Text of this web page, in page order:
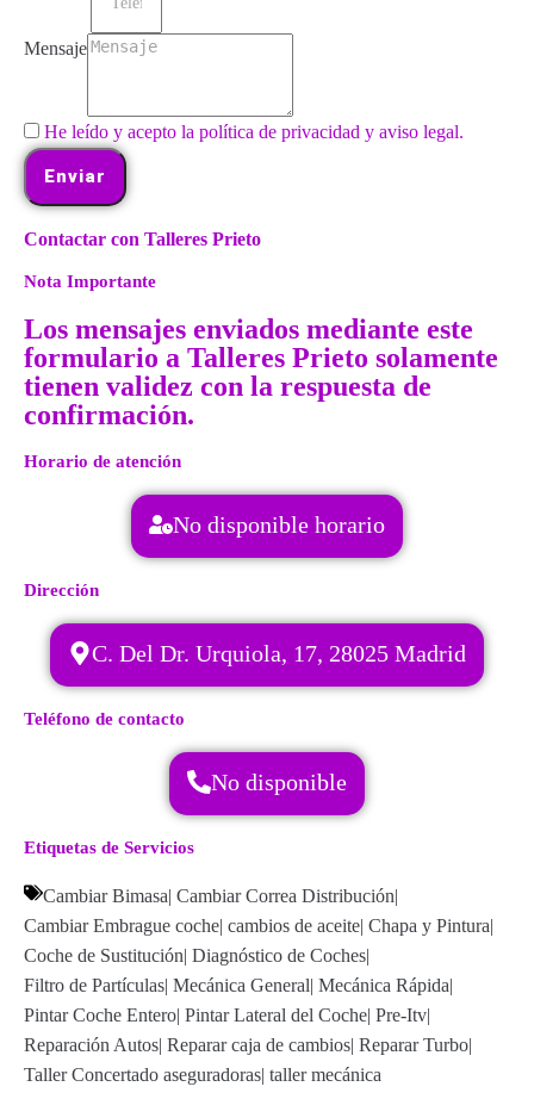
Mensaje
He leído y acepto la política de privacidad y aviso legal.
Enviar
Contactar con Talleres Prieto
Nota Importante
Los mensajes enviados mediante este
formulario a Talleres Prieto solamente
tienen validez con la respuesta de
confirmación.
Horario de atención
No disponible horario
Dirección
C. Del Dr. Urquiola, 17, 28025 Madrid
Teléfono de contacto
No disponible
Etiquetas de Servicios
Cambiar Bimasa| Cambiar Correa Distribución|
Cambiar Embrague coche| cambios de aceite| Chapa y Pintura|
Coche de Sustitución| Diagnóstico de Coches|
Filtro de Partículas| Mecánica General| Mecánica Rápida|
Pintar Coche Entero| Pintar Lateral del Coche| Pre-Itv|
Reparación Autos| Reparar caja de cambios| Reparar Turbo|
Taller Concertado aseguradoras| taller mecánica